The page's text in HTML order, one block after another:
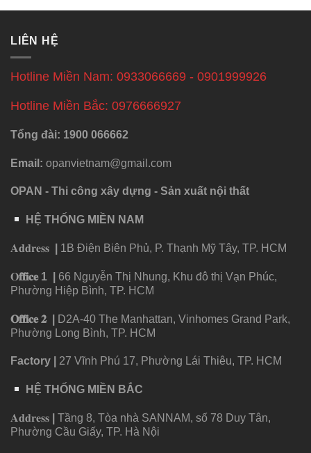
LIÊN HỆ
Hotline Miền Nam: 0933066669 - 0901999926
Hotline Miền Bắc: 0976666927
Tổng đài: 1900 066662
Email: opanvietnam@gmail.com
OPAN - Thi công xây dựng - Sản xuất nội thất
HỆ THỐNG MIỀN NAM
𝐀𝐝𝐝𝐫𝐞𝐬𝐬 1B Điện Biên Phủ, P. Thạnh Mỹ Tây, TP. HCM
𝐎𝐟𝐟𝐢𝐜𝐞1
66 Nguyễn Thị Nhung, Khu đô thị Vạn Phúc,
Phường Hiệp Bình, TP. HCM
𝐎𝐟𝐟𝐢𝐜𝐞 𝟐
D2A-40 The Manhattan, Vinhomes Grand Park,
Phường Long Bình, TP. HCM
Factory 27 Vĩnh Phú 17, Phường Lái Thiêu, TP. HCM
HỆ THỐNG MIỀN BẮC
𝐀𝐝𝐝𝐫𝐞𝐬𝐬
Tầng 8, Tòa nhà SANNAM, số 78 Duy Tân,
Phường Cầu Giấy, TP. Hà Nội